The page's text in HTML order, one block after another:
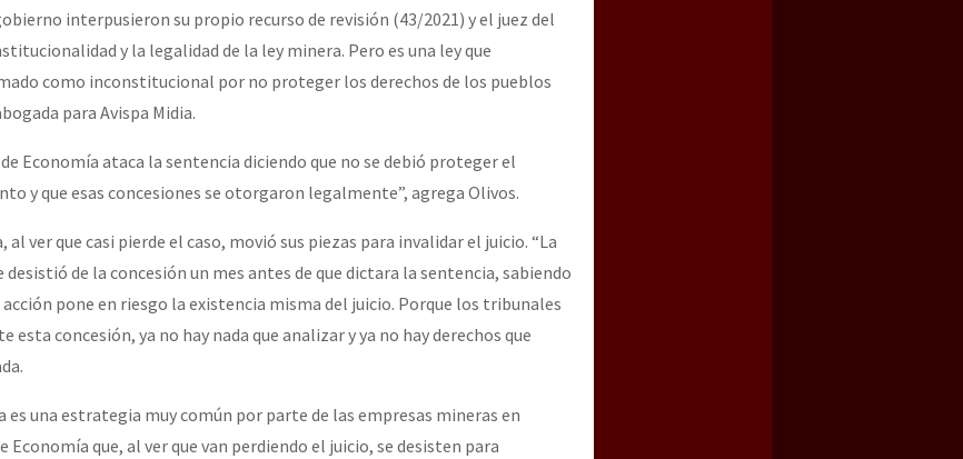
interpusieron su propio recurso de revisión (43/2021) y el juez del
y la legalidad de la ley minera. Pero es una ley que
como inconstitucional por no proteger los derechos de los pueblos
para Avispa Midia.
Economía ataca la sentencia diciendo que no se debió proteger el
y que esas concesiones se otorgaron legalmente”, agrega Olivos.
ver que casi pierde el caso, movió sus piezas para invalidar el juicio. “La
de la concesión un mes antes de que dictara la sentencia, sabiendo
pone en riesgo la existencia misma del juicio. Porque los tribunales
esta concesión, ya no hay nada que analizar y ya no hay derechos que
es una estrategia muy común por parte de las empresas mineras en
Economía que, al ver que van perdiendo el juicio, se desisten para